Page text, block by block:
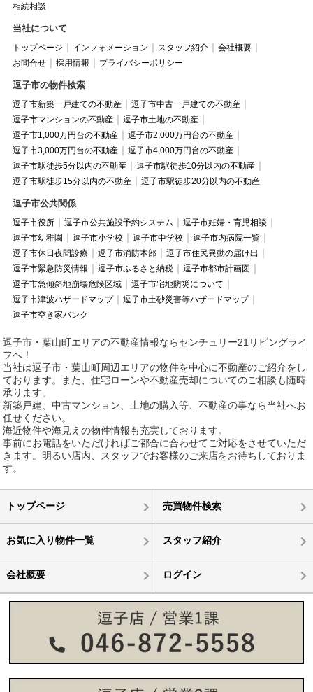
相続相談
当社について
トップページ インフォメーション スタッフ紹介
会社概要
お問合せ
採用情報 プライバシーポリシー
逗子市の物件検索
逗子市新築一戸建ての不動産
逗子市中古一戸建ての不動産
逗子市マンションの不動産
逗子市土地の不動産
逗子市1,000万円台の不動産
逗子市2,000万円台の不動産
逗子市3,000万円台の不動産
逗子市4,000万円台の不動産
逗子市駅徒歩5分以内の不動産
逗子市駅徒歩10分以内の不動産
逗子市駅徒歩15分以内の不動産
逗子市駅徒歩20分以内の不動産
逗子市公共関係
逗子市役所 逗子市公共施設予約システム
逗子市妊婦・育児相談
逗子市幼稚園
逗子市小学校 逗子市中学校
逗子市内病院一覧
逗子市休日夜間診療
逗子市消防本部
逗子市住民異動の届け出
逗子市緊急防災情報
逗子市ふるさと納税
逗子市都市計画図
逗子市急傾斜地崩壊危険区域
逗子市宅地防災について
逗子市津波ハザードマップ
逗子市土砂災害等ハザードマップ
逗子市空き家バンク
逗子市・葉山町エリアの不動産情報ならセンチュリー21リビングライ
フへ！
当社は逗子市・葉山町周辺エリアの物件を中心に不動産のご紹介をし
ております。また、住宅ローンや不動産売却についてのご相談も随時
承ります。
新築戸建、中古マンション、土地の購入等、不動産の事なら当社へお
任せください。
海近物件や海見えの物件情報も充実しております。
事前にお電話をいただければご都合に合わせてご対応をさせていただ
きます。明るい店内、スタッフでお客様のご来店をお待ちしておりま
す。
トップページ 売買物件検索
お気に入り物件一覧 スタッフ紹介
会社概要 ログイン